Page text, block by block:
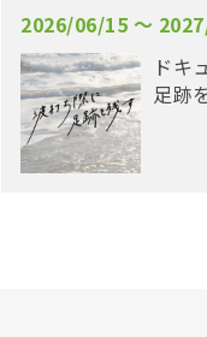
2026/06/15 〜
ドキ
足跡